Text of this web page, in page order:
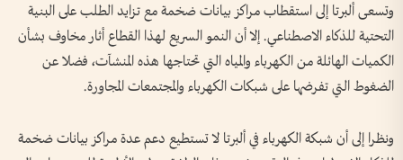
وتسعى ألبرتا إلى استقطاب مراكز بيانات ضخمة مع تزايد الطلب على البنية
التحتية للذكاء الاصطناعي. إلا أن النمو السريع لهذا القطاع أثار مخاوف بشأن
الكميات الهائلة من الكهرباء والمياه التي تحتاجها هذه المنشآت، فضلا عن
الضغوط التي تفرضها على شبكات الكهرباء والمجتمعات المجاورة.
ونظرا إلى أن شبكة الكهرباء في ألبرتا لا تستطيع دعم عدة مراكز بيانات ضخمة